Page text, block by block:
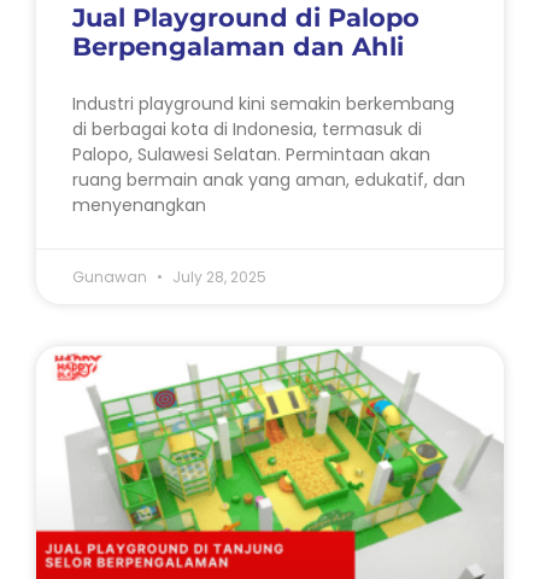
Jual Playground di Palopo
Berpengalaman dan Ahli
Industri playground kini semakin berkembang
di berbagai kota di Indonesia, termasuk di
Palopo, Sulawesi Selatan. Permintaan akan
ruang bermain anak yang aman, edukatif, dan
menyenangkan
Gunawan July 28, 2025